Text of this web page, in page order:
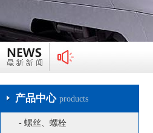
产品中心 products
- 螺丝、螺栓